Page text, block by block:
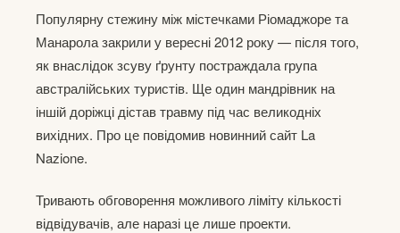
Популярну стежину між містечками Ріомаджоре та
Манарола закрили у вересні 2012 року — після того,
як внаслідок зсуву ґрунту постраждала група
австралійських туристів. Ще один мандрівник на
іншій доріжці дістав травму під час великодніх
вихідних. Про це повідомив новинний сайт La
Nazione.
Тривають обговорення можливого ліміту кількості
відвідувачів, але наразі це лише проекти.